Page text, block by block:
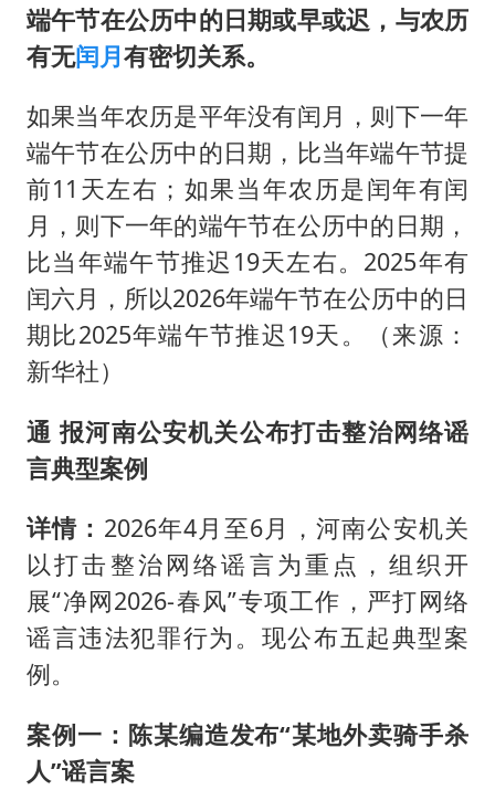
端午节在公历中的日期或早或迟，与农历
有无闰月有密切关系。
如果当年农历是平年没有闰月，则下一年
端午节在公历中的日期，比当年端午节提
前11天左右；如果当年农历是闰年有闰
月，则下一年的端午节在公历中的日期，
比当年端午节推迟19天左右。2025年有
闰六月，所以2026年端午节在公历中的日
期比2025年端午节推迟19天。（来源：
新华社）
通 报河南公安机关公布打击整治网络谣
言典型案例
详情： 2026年4月至6月，河南公安机关
以打击整治网络谣言为重点，组织开
展“净网2026-春风”专项工作，严打网络
谣言违法犯罪行为。现公布五起典型案
例。
案例一：陈某编造发布“某地外卖骑手杀
人”谣言案